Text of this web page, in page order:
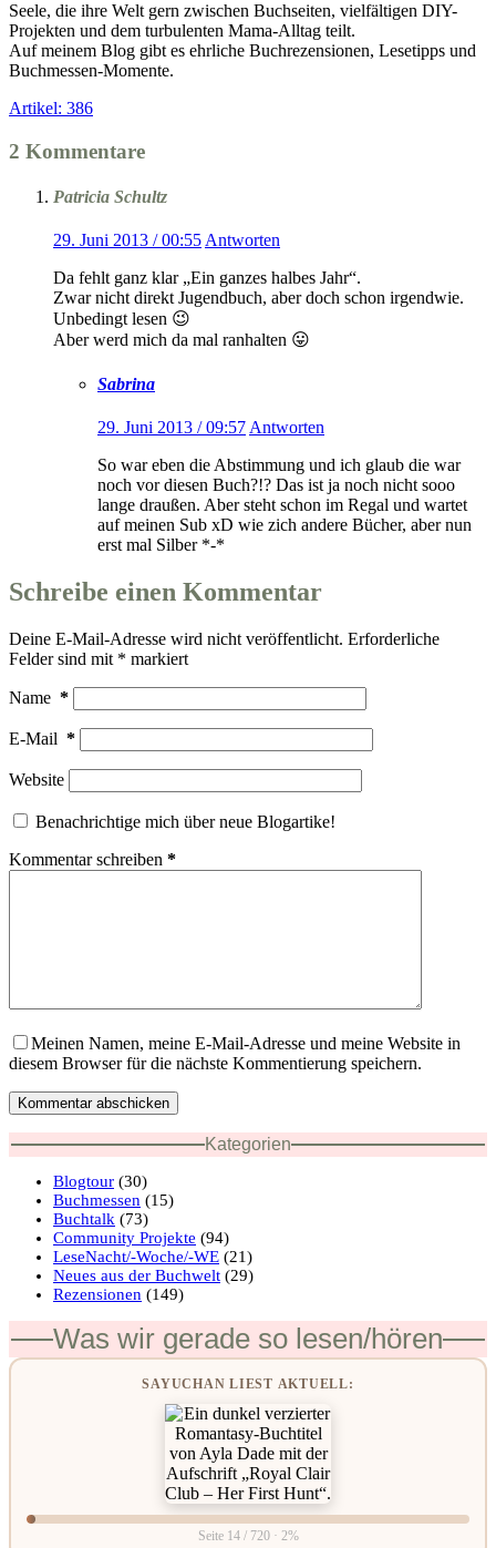
Seele, die ihre Welt gern zwischen Buchseiten, vielfältigen DIY-
Projekten und dem turbulenten Mama-Alltag teilt.
Auf meinem Blog gibt es ehrliche Buchrezensionen, Lesetipps und
Buchmessen-Momente.
Artikel: 386
2 Kommentare
Patricia Schultz
29. Juni 2013 / 00:55Antworten
Da fehlt ganz klar „Ein ganzes halbes Jahr“.
Zwar nicht direkt Jugendbuch, aber doch schon irgendwie.
Unbedingt lesen 😉
Aber werd mich da mal ranhalten 😛
Sabrina
29. Juni 2013 / 09:57 Antworten
So war eben die Abstimmung und ich glaub die war
noch vor diesen Buch?!? Das ist ja noch nicht sooo
lange draußen. Aber steht schon im Regal und wartet
auf meinen Sub xD wie zich andere Bücher, aber nun
erst mal Silber *-*
Schreibe einen Kommentar
Deine E-Mail-Adresse wird nicht veröffentlicht. Erforderliche
Felder sind mit * markiert
Name *
E-Mail *
Website
Benachrichtige mich über neue Blogartike!
Kommentar schreiben *
Meinen Namen, meine E-Mail-Adresse und meine Website in
diesem Browser für die nächste Kommentierung speichern.
Kommentar abschicken
Kategorien
Blogtour (30)
Buchmessen (15)
Buchtalk (73)
Community Projekte (94)
LeseNacht/-Woche/-WE (21)
Neues aus der Buchwelt (29)
Rezensionen (149)
Was wir gerade so lesen/hören
SAYUCHAN LIEST AKTUELL:
Seite 14 / 720 · 2%